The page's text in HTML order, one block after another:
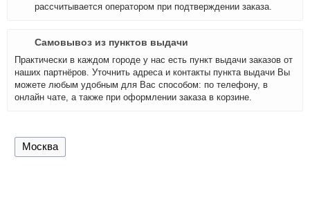
рассчитывается оператором при подтверждении заказа.
Самовывоз из пунктов выдачи
Практически в каждом городе у нас есть пункт выдачи заказов от
наших партнёров. Уточнить адреса и контакты пункта выдачи Вы
можете любым удобным для Вас способом: по телефону, в
онлайн чате, а также при оформлении заказа в корзине.
Москва